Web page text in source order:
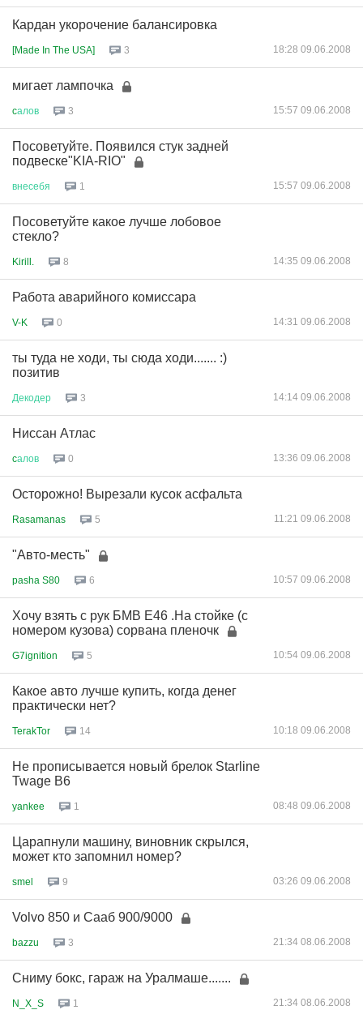
Кардан укорочение балансировка
[Made In The USA] 3 18:28 09.06.2008
мигает лампочка
cалов 3 15:57 09.06.2008
Посоветуйте. Появился стук задней
подвеске"KIA-RIO"
внесебя 1 15:57 09.06.2008
Посоветуйте какое лучше лобовое
стекло?
Kirill. 8 14:35 09.06.2008
Работа аварийного комиссара
V-K 0 14:31 09.06.2008
ты туда не ходи, ты сюда ходи....... :)
позитив
Декодер 3 14:14 09.06.2008
Ниссан Атлас
cалов 0 13:36 09.06.2008
Осторожно! Вырезали кусок асфальта
Rasamanas 5 11:21 09.06.2008
"Авто-месть"
pasha S80 6 10:57 09.06.2008
Хочу взять с рук БМВ Е46 .На стойке (с
номером кузова) сорвана пленочк
G7ignition 5 10:54 09.06.2008
Какое авто лучше купить, когда денег
практически нет?
TerakTor 14 10:18 09.06.2008
Не прописывается новый брелок Starline
Twage B6
yankee 1 08:48 09.06.2008
Царапнули машину, виновник скрылся,
может кто запомнил номер?
smel 9 03:26 09.06.2008
Volvo 850 и Сааб 900/9000
bazzu 3 21:34 08.06.2008
Сниму бокс, гараж на Уралмаше.......
N_X_S 1 21:34 08.06.2008